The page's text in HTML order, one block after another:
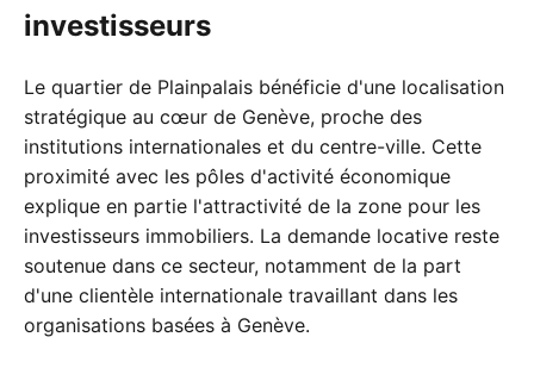
investisseurs
Le quartier de Plainpalais bénéficie d'une localisation
stratégique au cœur de Genève, proche des
institutions internationales et du centre-ville. Cette
proximité avec les pôles d'activité économique
explique en partie l'attractivité de la zone pour les
investisseurs immobiliers. La demande locative reste
soutenue dans ce secteur, notamment de la part
d'une clientèle internationale travaillant dans les
organisations basées à Genève.